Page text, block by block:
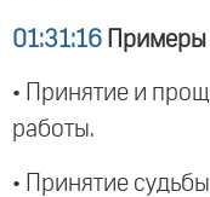
01:31:16
• Принятие и
работы.
• Принятие